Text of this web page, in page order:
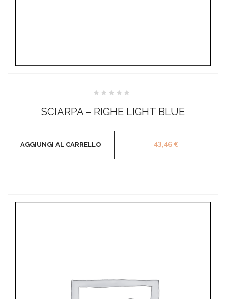
su
5
SCIARPA – RIGHE LIGHT BLUE
43,46€
AGGIUNGI AL CARRELLO